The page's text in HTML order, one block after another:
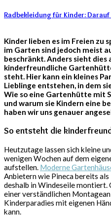
Radbekleidung für Kinder:
Kinder lieben es im Freien zu
im Garten sind jedoch meist
beschränkt. Anders sieht dies
kinderfreundliche
steht. Hier kann ein kleines
Lieblinge entstehen, in dem
Wie so eine Gartenhütte mit
und warum sie Kindern eine
haben wir uns genauer
So entsteht die
Heutzutage lassen sich kleine
wenigen Wochen auf dem
aufstellen. Moderne
Anbietern wie Pineca bereits
deshalb in Windeseile
einer verständlichen
Kinderparadies mit eigenen
kann.